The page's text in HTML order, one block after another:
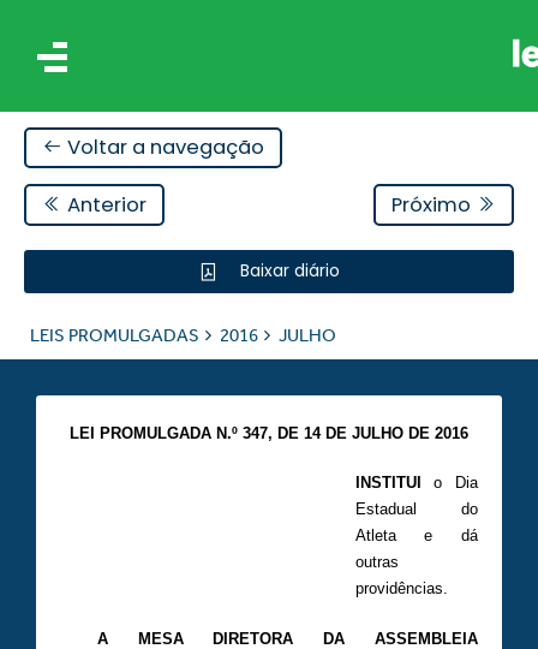
Voltar a navegação
Anterior Próximo
Baixar diário
LEIS PROMULGADAS 2016 JULHO
LEI PROMULGADA N.º 347, DE 14 DE JULHO DE 2016
INSTITUIo Dia
Estadual do
Atleta e dá
outras
providências.
A MESA DIRETORA DA ASSEMBLEIA